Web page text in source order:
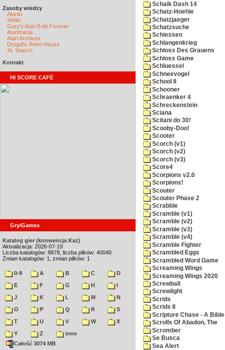
Zasoby wiedzy
Atariki
XWiki
Gury's Atari 8-bit Forever
Atarimania
Atari Archives
Drygol's Retro Hacks
XL Search
Kontakt
HI SCORE CAFÉ
Gry/Games
Katalog gier (konwencja Kaz)
Aktualizacja: 2026-07-19
Liczba katalogów: 8878, liczba plików: 40040
Zmian katalogów: 1, zmian plików: 1
0-9 A B C
D
E
F G H
I
J
K L M
N
O
P Q R
S
T
U V W
X
Y
Z
inne
Całość 3074 MB
Schaik Dash 14
Schatz-Hoehle
Schatzjaeger
Schatzsuche
Schiessen
Schlangenkrieg
Schloss Des Grauens
Schloss Game
Schluessel
Schneevogel
School II
Schooner
Schraenker 4
Schreckenstein
Sciana
Scitani do 30!
Scooby-Doo!
Scooter
Scorch (v1)
Scorch (v2)
Scorch (v3)
Score4
Scorpions v2.0
Scorpions!
Scouter
Scouter Phase 2
Scrabble
Scramble (v1)
Scramble (v2)
Scramble (v3)
Scramble (v4)
Scramble Fighter
Scrambled Eggs
Scrambled Word Game
Screaming Wings
Screaming Wings 2020
Screwball
Screwlight
Scrids
Scrids II
Scripture Chase - A Bible
Scrolls Of Abadon, The
Scromber
Se Busca
Sea Alert